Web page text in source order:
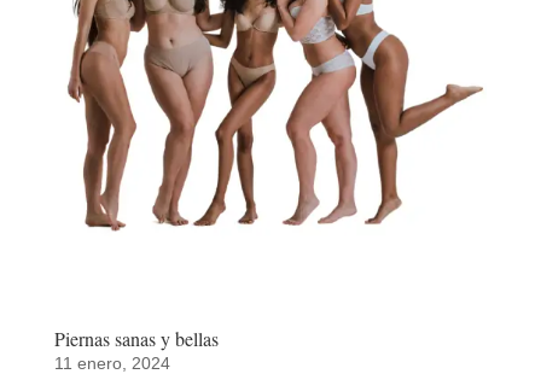
Piernas sanas y bellas
11 enero, 2024